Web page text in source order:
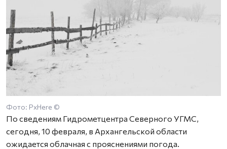
Фото: PxHere ©
По сведениям Гидрометцентра Северного УГМС,
сегодня, 10 февраля, в Архангельской области
ожидается облачная с прояснениями погода.